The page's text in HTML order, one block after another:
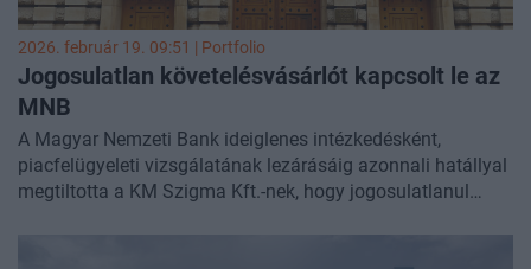
2026. február 19. 09:51 | Portfolio
Jogosulatlan követelésvásárlót kapcsolt le az
MNB
A Magyar Nemzeti Bank ideiglenes intézkedésként,
piacfelügyeleti vizsgálatának lezárásáig azonnali hatállyal
megtiltotta a KM Szigma Kft.-nek, hogy jogosulatlanul